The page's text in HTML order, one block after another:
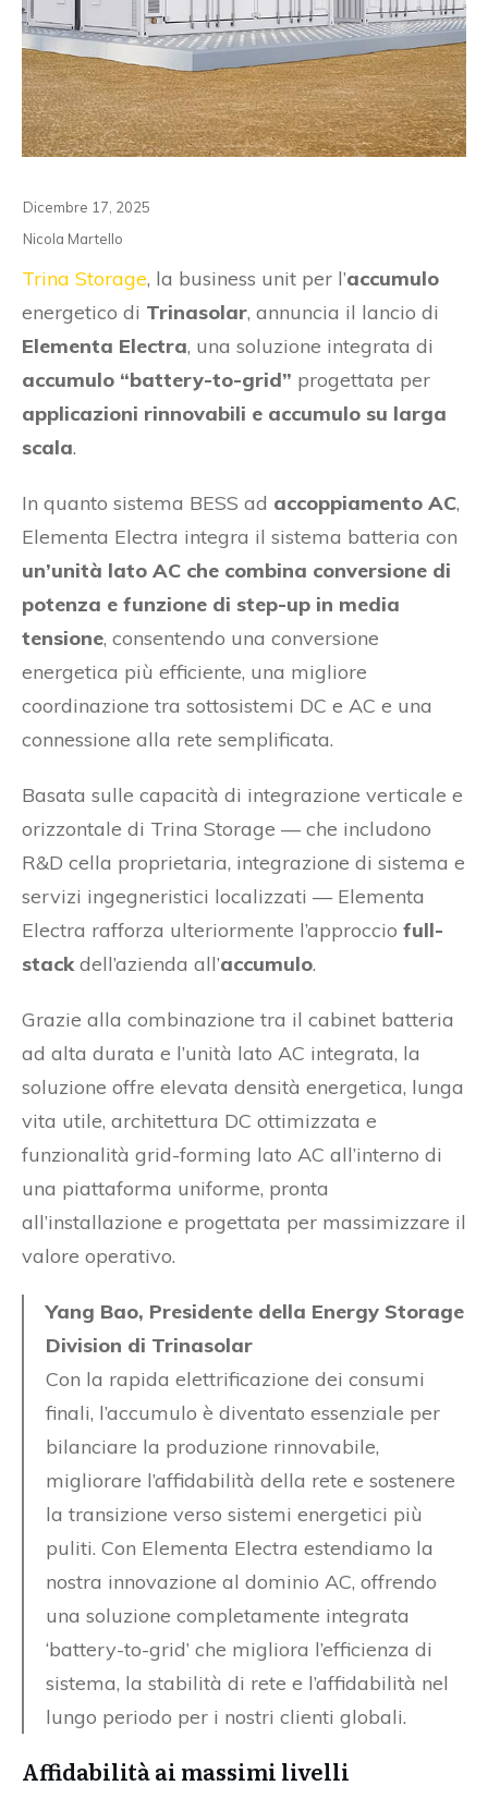
Dicembre 17, 2025
Nicola Martello
Trina Storage, la business unit per l’accumulo
energetico di Trinasolar, annuncia il lancio di
Elementa Electra, una soluzione integrata di
accumulo “battery-to-grid” progettata per
applicazioni rinnovabili e accumulo su larga
scala.
In quanto sistema BESS ad accoppiamento AC,
Elementa Electra integra il sistema batteria con
un’unità lato AC che combina conversione di
potenza e funzione di step-up in media
tensione, consentendo una conversione
energetica più efficiente, una migliore
coordinazione tra sottosistemi DC e AC e una
connessione alla rete semplificata.
Basata sulle capacità di integrazione verticale e
orizzontale di Trina Storage — che includono
R&D cella proprietaria, integrazione di sistema e
servizi ingegneristici localizzati — Elementa
Electra rafforza ulteriormente l’approccio full-
stackdell’azienda all’accumulo.
Grazie alla combinazione tra il cabinet batteria
ad alta durata e l’unità lato AC integrata, la
soluzione offre elevata densità energetica, lunga
vita utile, architettura DC ottimizzata e
funzionalità grid-forming lato AC all’interno di
una piattaforma uniforme, pronta
all’installazione e progettata per massimizzare il
valore operativo.
Yang Bao, Presidente della Energy Storage
Division di Trinasolar
Con la rapida elettrificazione dei consumi
finali, l’accumulo è diventato essenziale per
bilanciare la produzione rinnovabile,
migliorare l’affidabilità della rete e sostenere
la transizione verso sistemi energetici più
puliti. Con Elementa Electra estendiamo la
nostra innovazione al dominio AC, offrendo
una soluzione completamente integrata
‘battery-to-grid’ che migliora l’efficienza di
sistema, la stabilità di rete e l’affidabilità nel
lungo periodo per i nostri clienti globali.
Affidabilità ai massimi livelli